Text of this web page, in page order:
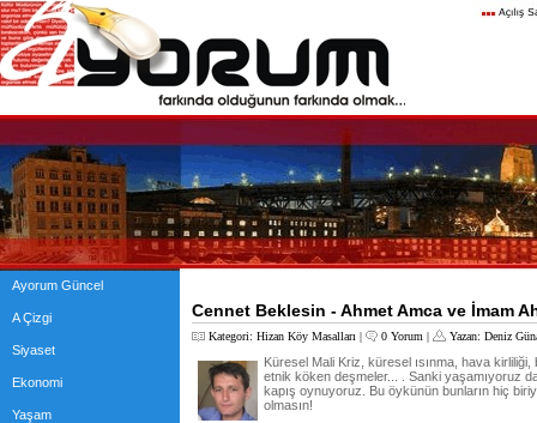
Ayorum Güncel
A Çizgi
Siyaset
Ekonomi
Yaşam
Cennet Beklesin - Ahmet Amca ve İmam
Kategori: Hizan Köy Masalları | 0 Yorum | Yazan: Deniz
Küresel Mali Kriz, küresel ısınma, hava
etnik köken deşmeler... . Sanki yaşamıyoruz
kapış oynuyoruz. Bu öykünün bunların hiç
olmasın!